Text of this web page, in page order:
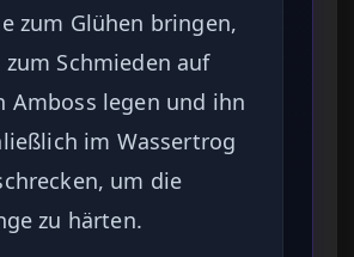
zum Glühen bringen,
zum Schmieden auf
Amboss legen und ihn
im Wassertrog
um die
zu härten.